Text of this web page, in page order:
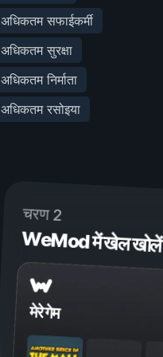
अधिकतम सफाईकर्मी
अधिकतम सुरक्षा
अधिकतम निर्माता
अधिकतम रसोइया
चरण 2
WeMod में खेल खोलें
मेरे गेम